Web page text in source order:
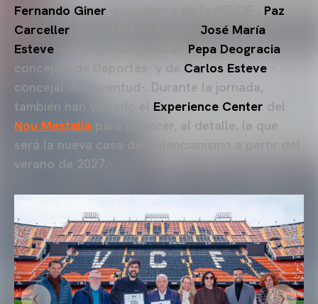
Fernando Giner
Paz
Carceller
José María
Esteve
Pepa Deogracia
concejala de Deportes- y de Carlos Esteve -
concejal de Juventud-. Durante la jornada,
también han visitado el Experience Center del
Nou Mestalla para conocer, al detalle, la que
será la nueva casa del valencianismo a partir del
verano de 2027.